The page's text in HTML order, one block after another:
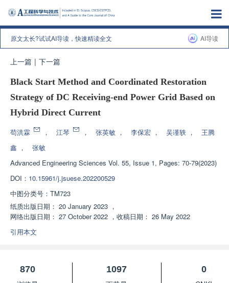
原文太长?试试AI导读，快速精读全文 AI导读
上一篇 | 下一篇
Black Start Method and Coordinated Restoration
Strategy of DC Receiving-end Power Grid Based on
Hybrid Direct Current
苟洪霖 ， 江琴 ， 张英敏 ， 李保宏 ， 吴谨轶 ，
王腾
鑫 ，
张敏
Advanced Engineering Sciences Vol. 55, Issue 1, Pages: 70-79(2023)
DOI： 10.15961/j.jsuese.202200529
中图分类号： TM723
纸质出版日期： 20 January 2023 ，
网络出版日期： 27 October 2022 ， 收稿日期： 26 May 2022
引用本文
870
1097
0